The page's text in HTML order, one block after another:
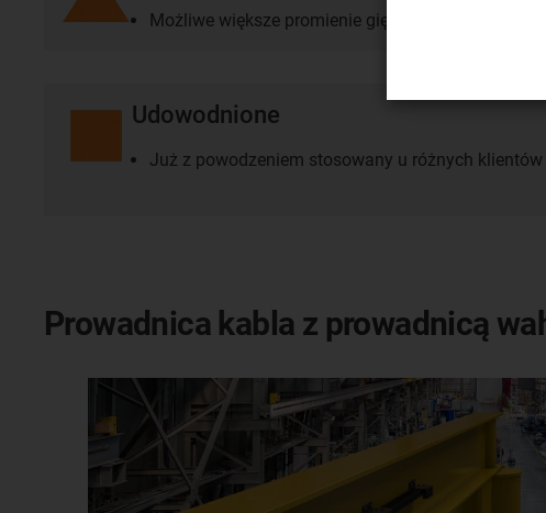
Możliwe większe promienie gięcia
Udowodnione
Już z powodzeniem stosowany u różnych
Prowadnica kabla z prowadnicą